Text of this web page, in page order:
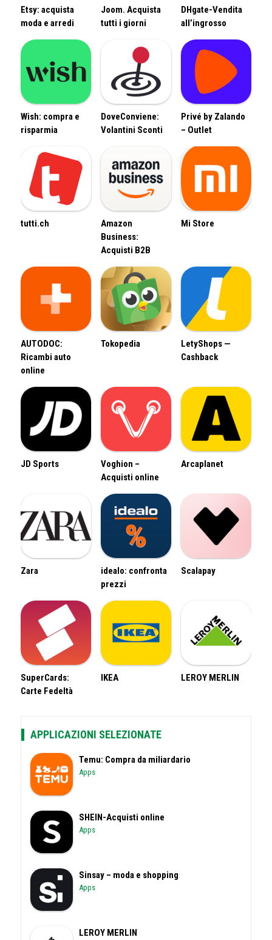
Etsy: acquista
moda e arredi
Joom. Acquista
tutti i giorni
DHgate-Vendita
all’ingrosso
Wish: compra e
risparmia
DoveConviene:
Volantini Sconti
Privé by Zalando
– Outlet
tutti.ch
Amazon
Business:
Acquisti B2B
Mi Store
AUTODOC:
Ricambi auto
online
Tokopedia
LetyShops —
Cashback
JD Sports
Voghion –
Acquisti online
Arcaplanet
Zara
idealo: confronta
prezzi
Scalapay
SuperCards:
Carte Fedeltà
IKEA LEROY MERLIN
APPLICAZIONI SELEZIONATE
Temu: Compra da miliardario
Apps
SHEIN-Acquisti online
Apps
Sinsay – moda e shopping
Apps
LEROY MERLIN